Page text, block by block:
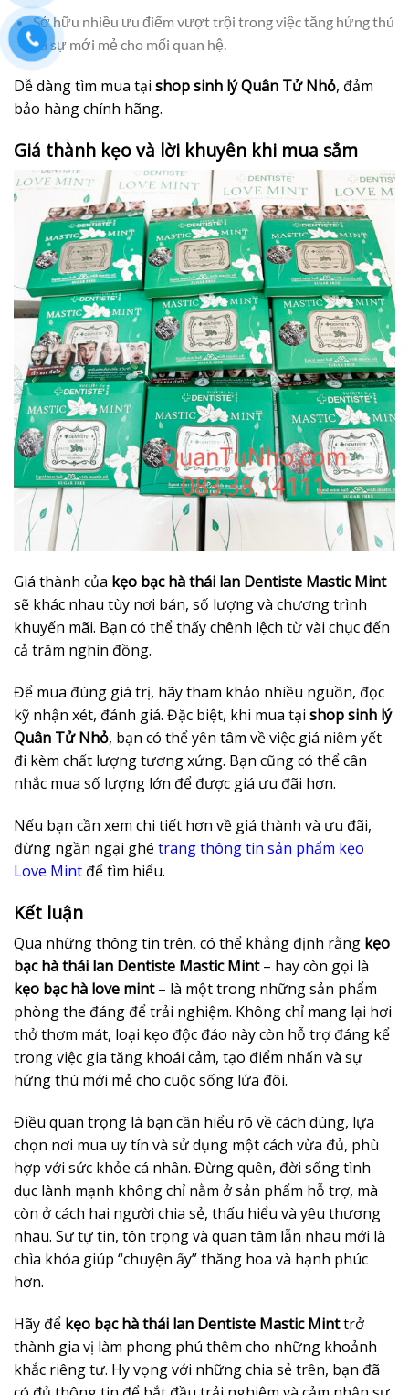
Sở hữu nhiều ưu điểm vượt trội trong việc tăng hứng thú
và sự mới mẻ cho mối quan hệ.
Dễ dàng tìm mua tại shop sinh lý Quân Tử Nhỏ, đảm
bảo hàng chính hãng.
Giá thành kẹo và lời khuyên khi mua sắm
Giá thành của kẹo bạc hà thái lan Dentiste Mastic Mint
sẽ khác nhau tùy nơi bán, số lượng và chương trình
khuyến mãi. Bạn có thể thấy chênh lệch từ vài chục đến
cả trăm nghìn đồng.
Để mua đúng giá trị, hãy tham khảo nhiều nguồn, đọc
kỹ nhận xét, đánh giá. Đặc biệt, khi mua tại shop sinh lý
Quân Tử Nhỏ, bạn có thể yên tâm về việc giá niêm yết
đi kèm chất lượng tương xứng. Bạn cũng có thể cân
nhắc mua số lượng lớn để được giá ưu đãi hơn.
Nếu bạn cần xem chi tiết hơn về giá thành và ưu đãi,
đừng ngần ngại ghé trang thông tin sản phẩm kẹo
Love Mint để tìm hiểu.
Kết luận
Qua những thông tin trên, có thể khẳng định rằng kẹo
bạc hà thái lan Dentiste Mastic Mint– hay còn gọi là
kẹo bạc hà love mint– là một trong những sản phẩm
phòng the đáng để trải nghiệm. Không chỉ mang lại hơi
thở thơm mát, loại kẹo độc đáo này còn hỗ trợ đáng kể
trong việc gia tăng khoái cảm, tạo điểm nhấn và sự
hứng thú mới mẻ cho cuộc sống lứa đôi.
Điều quan trọng là bạn cần hiểu rõ về cách dùng, lựa
chọn nơi mua uy tín và sử dụng một cách vừa đủ, phù
hợp với sức khỏe cá nhân. Đừng quên, đời sống tình
dục lành mạnh không chỉ nằm ở sản phẩm hỗ trợ, mà
còn ở cách hai người chia sẻ, thấu hiểu và yêu thương
nhau. Sự tự tin, tôn trọng và quan tâm lẫn nhau mới là
chìa khóa giúp “chuyện ấy” thăng hoa và hạnh phúc
hơn.
Hãy để kẹo bạc hà thái lan Dentiste Mastic Minttrở
thành gia vị làm phong phú thêm cho những khoảnh
khắc riêng tư. Hy vọng với những chia sẻ trên, bạn đã